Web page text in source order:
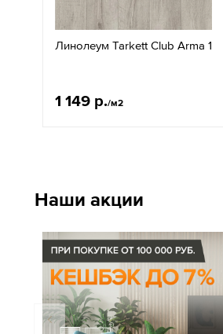
Линолеум Tarkett Club Arma 1
1 149 р./м2
Наши акции